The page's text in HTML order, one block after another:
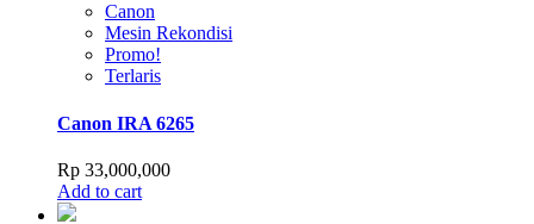
Canon
Mesin Rekondisi
Promo!
Terlaris
Canon IRA 6265
Rp 33,000,000
Add to cart